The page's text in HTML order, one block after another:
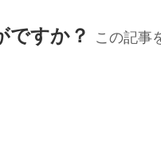
ですか？ この記事